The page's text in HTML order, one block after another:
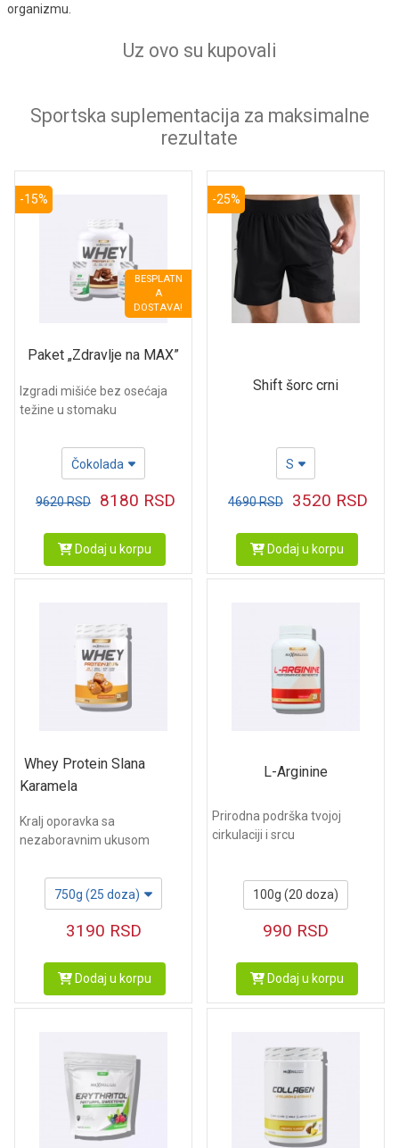
organizmu.
Uz ovo su kupovali
Sportska suplementacija za maksimalne
rezultate
BESPLATN
A
DOSTAVA!
-15%
Paket „Zdravlje na MAX”
Izgradi mišiće bez osećaja
težine u stomaku
Čokolada
9620RSD 8180 RSD
Dodaj u korpu
-25%
Shift šorc crni
S
4690RSD 3520 RSD
Dodaj u korpu
Whey Protein Slana
Karamela
Kralj oporavka sa
nezaboravnim ukusom
750g (25 doza)
3190 RSD
Dodaj u korpu
L-Arginine
Prirodna podrška tvojoj
cirkulaciji i srcu
100g (20 doza)
990 RSD
Dodaj u korpu